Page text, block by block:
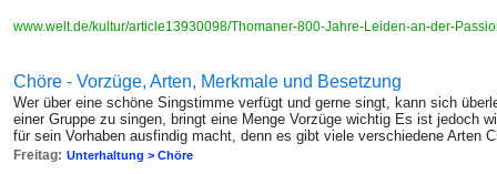
www.welt.de/kultur/article13930098/Thomaner-800-Jahre-Leiden-an-der-
Chöre - Vorzüge, Arten, Merkmale und Besetzung
Wer über eine schöne Singstimme verfügt und gerne singt, kann sich
einer Gruppe zu singen, bringt eine Menge Vorzüge wichtig Es ist jedoch
für sein Vorhaben ausfindig macht, denn es gibt viele verschiedene Arten
Freitag: Unterhaltung > Chöre